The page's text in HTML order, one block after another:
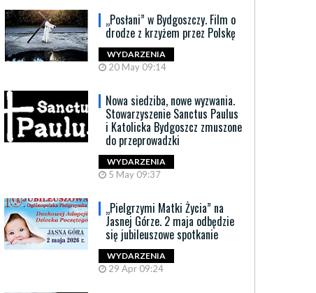
„Posłani” w Bydgoszczy. Film o
drodze z krzyżem przez Polskę
WYDARZENIA
20 May 09:14
Nowa siedziba, nowe wyzwania.
Stowarzyszenie Sanctus Paulus
i Katolicka Bydgoszcz zmuszone
do przeprowadzki
WYDARZENIA
5 May 09:37
„Pielgrzymi Matki Życia” na
Jasnej Górze. 2 maja odbędzie
się jubileuszowe spotkanie
WYDARZENIA
29 Apr 09:24